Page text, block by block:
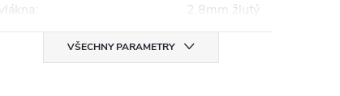
vlákna:
2,8mm žlutý
VŠECHNY PARAMETRY